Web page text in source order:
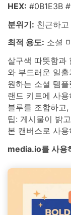
HEX: #0B1E3B
분위기: 친근하
최적 용도: 소셜
살구색 따뜻함과
와 부드러운 일
원하는 소셜 템
랜드 키트에 사
블루를 조합하고
팁: 게시물이 밝
본 캔버스로 사용
media.io를 사용